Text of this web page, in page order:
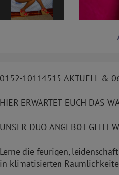
0152-10114515 AKTUELL &
HIER ERWARTET EUCH DAS
UNSER DUO ANGEBOT GEHT
Lerne die feurigen,
in klimatisierten